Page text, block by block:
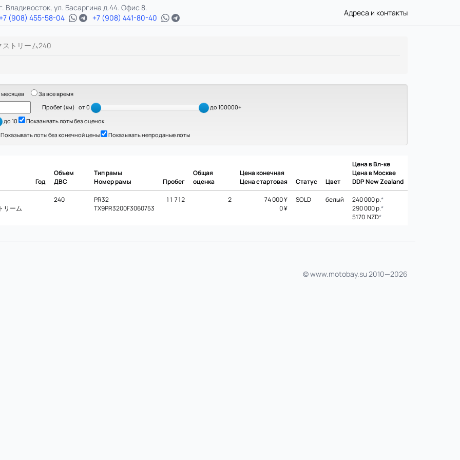
г. Владивосток, ул. Басаргина д.44. Офис 8.
+7 (908) 455-58-04
+7 (908) 441-80-40
Адреса и контакты
ストリーム240
месяцев
За все время
Пробег (км) от 0
до 100000+
до 10
Показывать лоты без оценок
Показывать лоты без конечной цены Показывать непроданые лоты
Год
Объем
ДВС
Тип рамы
Номер рамы
Пробег
Общая
оценка
Цена конечная
Цена стартовая
Статус Цвет
Цена в Вл-ке
Цена в Москве
DDP New Zealand
リーム
240
PR32
TX9PR3200F3060753
11 712 2
74 000 ¥
0 ¥
SOLD белый 240 000 р.*
290 000 р.*
5170 NZD*
© www.motobay.su 2010—2026